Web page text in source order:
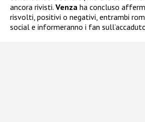
ancora rivisti. Venza ha concluso
risvolti, positivi o negativi, entrambi
social e informeranno i fan